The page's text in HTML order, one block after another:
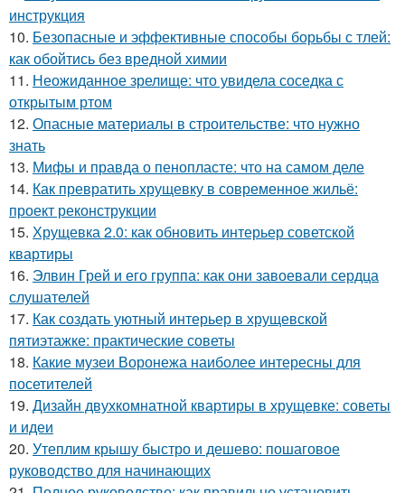
инструкция
10. Безопасные и эффективные способы борьбы с тлей:
как обойтись без вредной химии
11. Неожиданное зрелище: что увидела соседка с
открытым ртом
12. Опасные материалы в строительстве: что нужно
знать
13. Мифы и правда о пенопласте: что на самом деле
14. Как превратить хрущевку в современное жильё:
проект реконструкции
15. Хрущевка 2.0: как обновить интерьер советской
квартиры
16. Элвин Грей и его группа: как они завоевали сердца
слушателей
17. Как создать уютный интерьер в хрущевской
пятиэтажке: практические советы
18. Какие музеи Воронежа наиболее интересны для
посетителей
19. Дизайн двухкомнатной квартиры в хрущевке: советы
и идеи
20. Утеплим крышу быстро и дешево: пошаговое
руководство для начинающих